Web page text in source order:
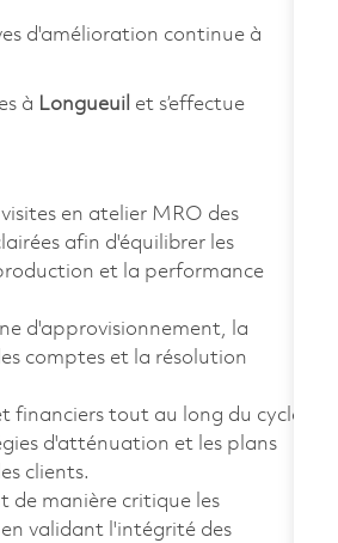
d'amélioration continue à
à Longueuil et s’effectue
en atelier MRO des
afin d'équilibrer les
et la performance
d'approvisionnement, la
comptes et la résolution
financiers tout au long du cycle
d'atténuation et les plans
clients.
de manière critique les
validant l'intégrité des